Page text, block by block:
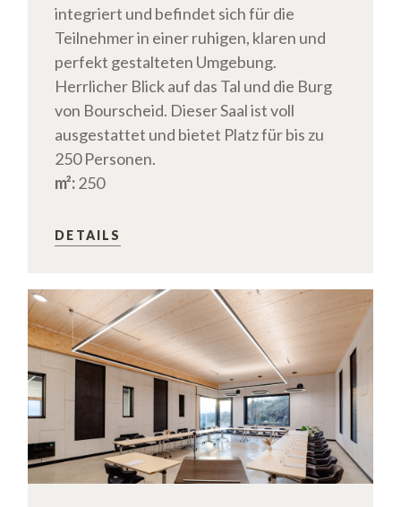
integriert und befindet sich für die
Teilnehmer in einer ruhigen, klaren und
perfekt gestalteten Umgebung.
Herrlicher Blick auf das Tal und die Burg
von Bourscheid. Dieser Saal ist voll
ausgestattet und bietet Platz für bis zu
250 Personen.
m²:250
DETAILS